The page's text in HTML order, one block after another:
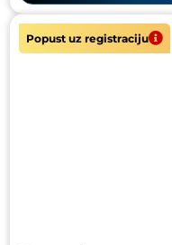
Popust uz registraciju